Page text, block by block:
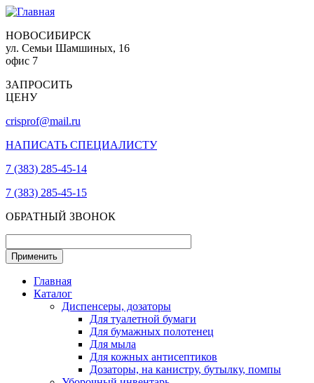
НОВОСИБИРСК
ул. Семьи Шамшиных, 16
офис 7
ЗАПРОСИТЬ
ЦЕНУ
crisprof@mail.ru
НАПИСАТЬ СПЕЦИАЛИСТУ
7 (383) 285-45-14
7 (383) 285-45-15
ОБРАТНЫЙ ЗВОНОК
Главная
Каталог
Диспенсеры, дозаторы
Для туалетной бумаги
Для бумажных полотенец
Для мыла
Для кожных антисептиков
Дозаторы, на канистру, бутылку, помпы